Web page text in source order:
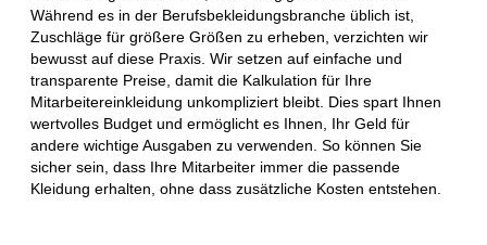
Während es in der Berufsbekleidungsbranche üblich ist,
Zuschläge für größere Größen zu erheben, verzichten wir
bewusst auf diese Praxis. Wir setzen auf einfache und
transparente Preise, damit die Kalkulation für Ihre
Mitarbeitereinkleidung unkompliziert bleibt. Dies spart Ihnen
wertvolles Budget und ermöglicht es Ihnen, Ihr Geld für
andere wichtige Ausgaben zu verwenden. So können Sie
sicher sein, dass Ihre Mitarbeiter immer die passende
Kleidung erhalten, ohne dass zusätzliche Kosten entstehen.